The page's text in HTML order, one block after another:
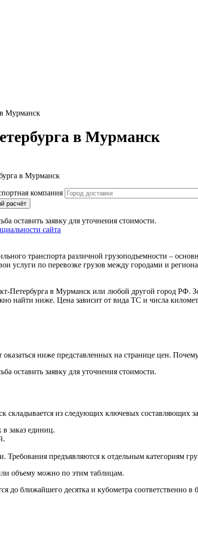
в Мурманск
в Мурманск
в Мурманск
расчёт
оставить заявку для уточнения стоимости.
сайта
транспорта различной грузоподъемности –
услуги по перевозке грузов между городами и
Петербурга в Мурманск или любой другой город РФ.
найти ниже. Цена зависит от вида ТС и числа
ниже представленных на странице цен.
оставить заявку для уточнения стоимости.
складывается из следующих ключевых составляющих
заказ единиц.
предъявляются к отдельным категориям
объему можно по этим таблицам.
до ближайшего десятка и кубометра соответственно